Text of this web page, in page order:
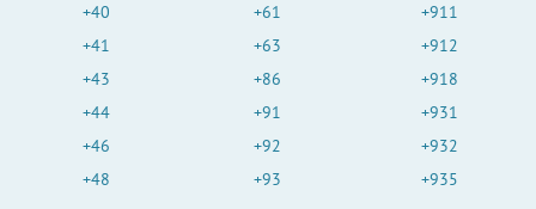
+40
+41
+43
+44
+46
+48
+61
+63
+86
+91
+92
+93
+911
+912
+918
+931
+932
+935